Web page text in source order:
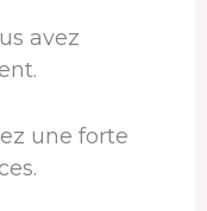
avez
une forte